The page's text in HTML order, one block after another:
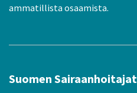
ammatillista osaamista.
Suomen Sairaanhoitajat